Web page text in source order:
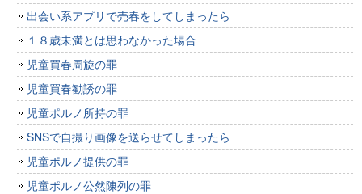
出会い系アプリで売春をしてしまったら
１８歳未満とは思わなかった場合
児童買春周旋の罪
児童買春勧誘の罪
児童ポルノ所持の罪
SNSで自撮り画像を送らせてしまったら
児童ポルノ提供の罪
児童ポルノ公然陳列の罪